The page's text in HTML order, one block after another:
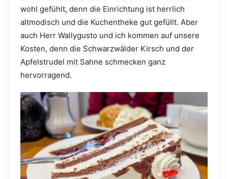
wohl gefühlt, denn die Einrichtung ist herrlich
altmodisch und die Kuchentheke gut gefüllt. Aber
auch Herr Wallygusto und ich kommen auf unsere
Kosten, denn die Schwarzwälder Kirsch und der
Apfelstrudel mit Sahne schmecken ganz
hervorragend.